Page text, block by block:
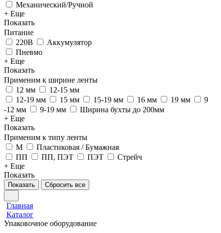
Механический/Ручной
+ Еще
Показать
Питание
220В
Аккумулятор
Пневмо
+ Еще
Показать
Применим к ширине ленты
12 мм
12-15 мм
12-19 мм
15 мм 15-19 мм 16 мм 19 мм
9
-12 мм
9-19 мм
Ширина бухты до 200мм
+ Еще
Показать
Применим к типу ленты
М
Пластиковая / Бумажная
ПП
ПП, ПЭТ ПЭТ
Стрейч
+ Еще
Показать
Показать Сбросить все
Главная
Каталог
Упаковочное оборудование